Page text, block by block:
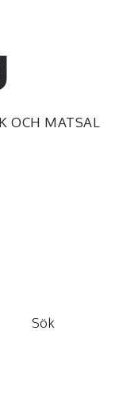
OCH MATSAL
Sök